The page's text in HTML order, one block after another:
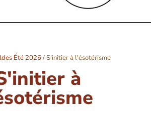
Été 2026 / S'initier à l'ésotérisme
à